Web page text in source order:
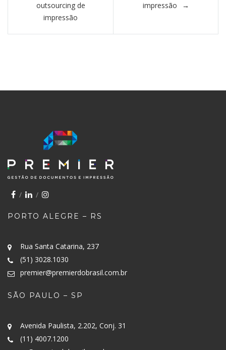
outsourcing de
impressão
impressão
PORTO ALEGRE – RS
Rua Santa Catarina, 237
(51) 3028.1030
premier@premierdobrasil.com.br
SÃO PAULO – SP
Avenida Paulista, 2.202, Conj. 31
(11) 4007.1200